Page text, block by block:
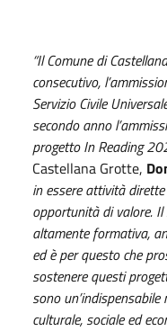
“Il Comune di
consecutivo,
Servizio Civile
secondo anno
progetto In Reading
Castellana Grotte,
in essere attività
opportunità di valore. Il
altamente formativa,
ed è per questo che
sostenere questi
sono
culturale, sociale ed